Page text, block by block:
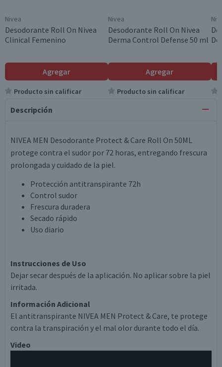
Nivea
Desodorante Roll On Nivea
Clinical Femenino
Agregar
Producto sin calificar
Nivea
Desodorante Roll On Nivea
Derma Control Defense 50 ml
Agregar
Producto sin calificar
Descripción
NIVEA MEN Desodorante Protect & Care Roll On 50ML
protege contra el sudor por 72 horas, entregando frescura
prolongada y cuidado de la piel.
Protección antitranspirante 72h
Control sudor
Frescura duradera
Secado rápido
Uso diario
Instrucciones de Uso
Dejar secar después de la aplicación. No aplicar sobre la piel
irritada.
Información Adicional
El antitranspirante NIVEA MEN Protect & Care, te protege
contra la transpiración y el mal olor durante todo el día.
Video